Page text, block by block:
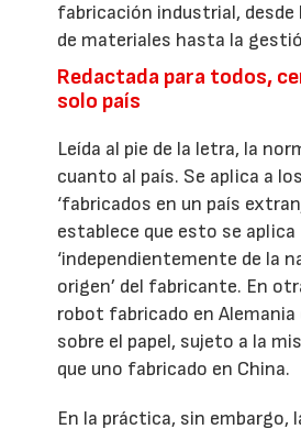
fabricación industrial, desde
de materiales hasta la
Redactada para todos,
solo país
Leída al pie de la letra, la
cuanto al país. Se aplica a
‘fabricados en un país
establece que esto se aplica
‘independientemente de la
origen’ del fabricante. En
robot fabricado en Alemania
sobre el papel, sujeto a la
que uno fabricado en China.
En la práctica, sin embargo,